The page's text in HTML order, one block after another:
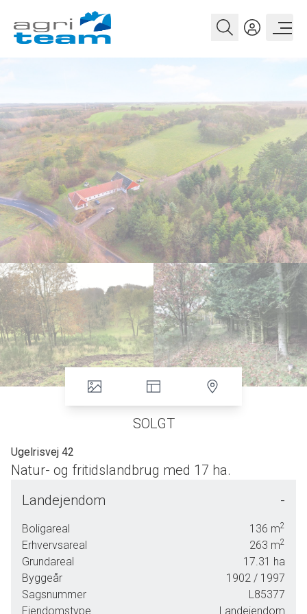
SOLGT
Ugelrisvej 42
Natur- og fritidslandbrug med 17 ha.
Hede ligger denne 17 hektar store ejendom.beliggenheden er helt central
med 5 km. til Møldrup og 6 km. til Skals lige ved Skive/Hobro landevejen og
der er overbygningsskole, idrætshal, læge, tandlæge og købmand. Det
samme findes i Skals, hvor der også er svømmehal.
Landejendom -
Boligareal 136 m2
Erhvervsareal 263 m2
Grundareal 17.31 ha
Byggeår
1902 / 1997
Sagsnummer
L85377
Ejendomstype
Landejendom